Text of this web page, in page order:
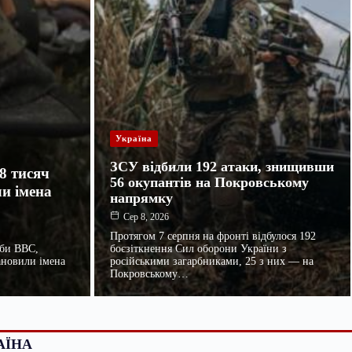
тисяч
імена
BBC,
імена
Україна
ЗСУ відбили 192 атаки, знищивши
56 окупантів на Покровському
напрямку
Сер 8, 2026
Протягом 7 серпня на фронті відбулося 192
боєзіткнення Сил оборони України з
російськими загарбниками, 25 з них — на
Покровському…